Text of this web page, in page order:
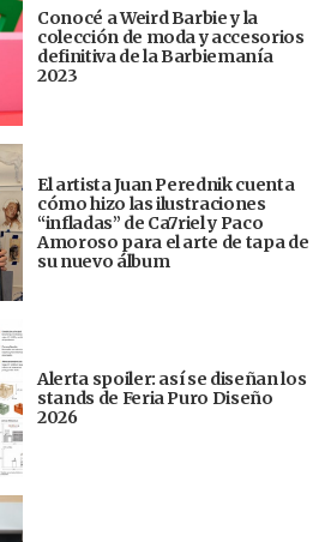
Conocé a Weird Barbie y la
colección de moda y accesorios
definitiva de la Barbiemanía
2023
El artista Juan Perednik cuenta
cómo hizo las ilustraciones
“infladas” de Ca7riel y Paco
Amoroso para el arte de tapa de
su nuevo álbum
Alerta spoiler: así se diseñan los
stands de Feria Puro Diseño
2026